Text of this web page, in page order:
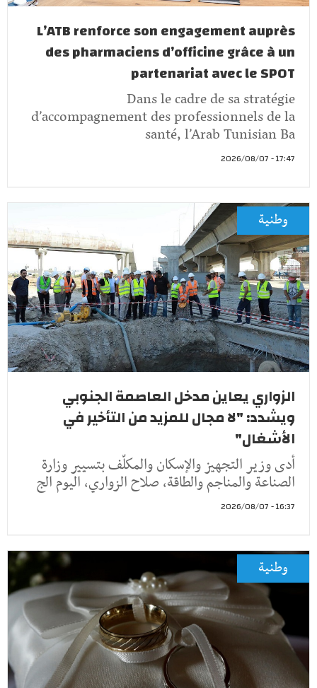
L’ATB renforce son engagement auprès
des pharmaciens d’officine grâce à un
partenariat avec le SPOT
Dans le cadre de sa stratégie
d’accompagnement des professionnels de la
santé, l’Arab Tunisian Ba
17:47 - 2026/08/07
وطنية
الزواري يعاين مدخل العاصمة الجنوبي
ويشدد: "لا مجال للمزيد من التأخير في
الأشغال"
أدى وزير التجهيز والإسكان والمكلّف بتسيير وزارة
الصناعة والمناجم والطاقة، صلاح الزواري، اليوم الج
16:37 - 2026/08/07
وطنية